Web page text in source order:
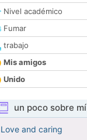
Nivel académico
Fumar
trabajo
Mis amigos
Unido
un poco sobre mí
Love and caring